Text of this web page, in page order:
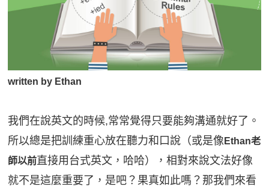
GEPT 全民英檢課程
TOEFL 托福課程
英文聽力養成
開口溜英文
旅遊英文
情境閱讀
英文文法技巧
英文寫作
主題課程
英語俱樂部
ECAM
線上真人
日語
韓語
兒童美語
一對一家教
點讀筆教材
數位學習教材
英文能力測驗
學員讚出來
活動花絮
企業服務
Recruiting
written by Ethan
我們在說英文的時候,常常覺得只要能夠溝通就好了。
所以總是把訓練重心放在聽力和口說（或是像 Ethan老
師以前直接用台式英文，哈哈），相對來說文法好像
就不是這麼重要了，是吧？果真如此嗎？那我們來看